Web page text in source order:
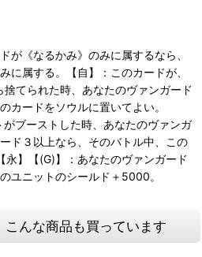
が《なるかみ》のみに属するなら、
に属する。【自】：このカードが、
てられた時、あなたのヴァンガード
カードをソウルに置いてよい。
がブーストした時、あなたのヴァンガ
ド３以上なら、そのバトル中、この
】【(G)】：あなたのヴァンガード
ユニットのシールド＋5000。
んな商品も買っています